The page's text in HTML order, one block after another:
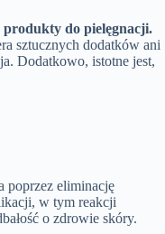
produkty do pielęgnacji.
sztucznych dodatków ani
Dodatkowo, istotne jest,
poprzez eliminację
w tym reakcji
o zdrowie skóry.